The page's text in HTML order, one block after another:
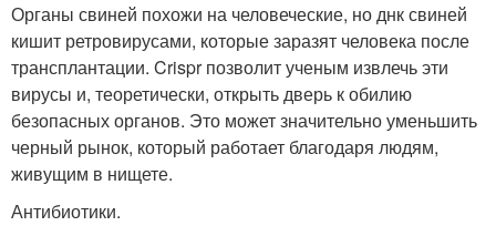
Органы свиней похожи на человеческие, но днк свиней
кишит ретровирусами, которые заразят человека после
трансплантации. Crispr позволит ученым извлечь эти
вирусы и, теоретически, открыть дверь к обилию
безопасных органов. Это может значительно уменьшить
черный рынок, который работает благодаря людям,
живущим в нищете.
Антибиотики.